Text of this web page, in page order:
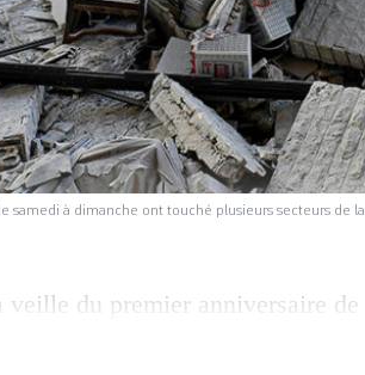
samedi à dimanche ont touché plusieurs secteurs de
veille du premier anniversaire